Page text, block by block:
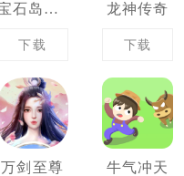
宝石岛之珠宝店
下载
龙神传奇
下载
万剑至尊 牛气冲天